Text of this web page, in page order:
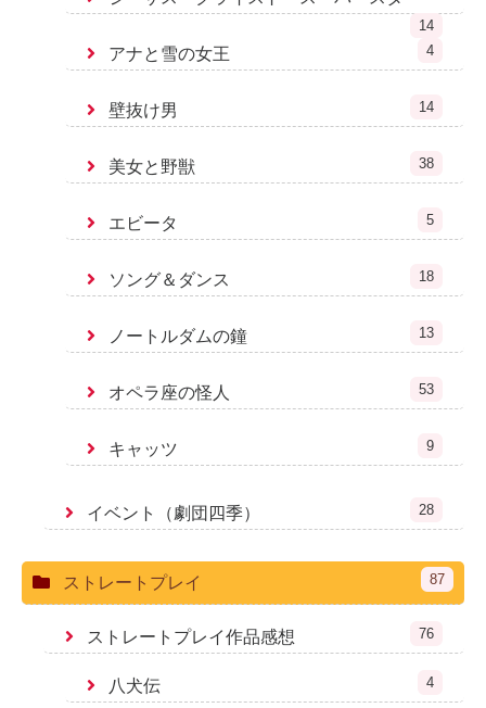
14
アナと雪の女王 4
壁抜け男 14
美女と野獣 38
エビータ 5
ソング＆ダンス 18
ノートルダムの鐘 13
オペラ座の怪人 53
キャッツ 9
イベント（劇団四季） 28
ストレートプレイ 87
ストレートプレイ作品感想 76
八犬伝 4